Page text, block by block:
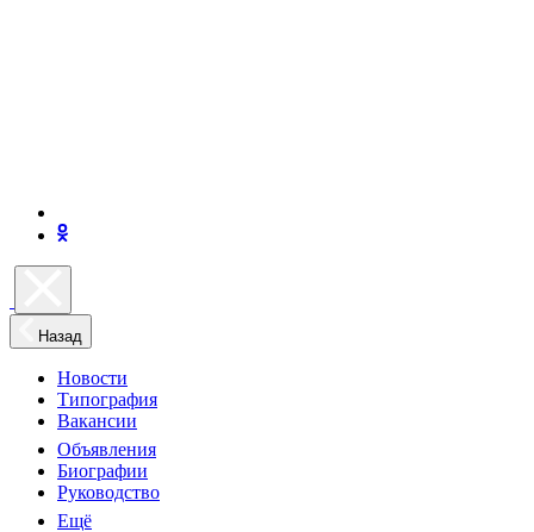
Назад
Новости
Типография
Вакансии
Объявления
Биографии
Руководство
Ещё